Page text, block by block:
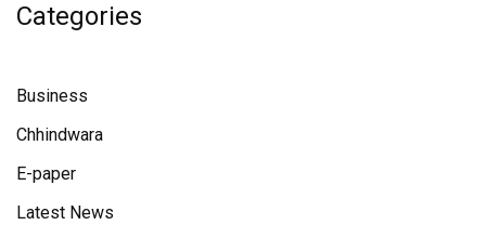
Categories
Business
Chhindwara
E-paper
Latest News